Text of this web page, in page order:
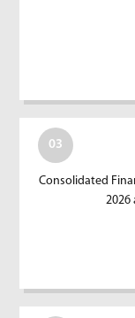
03
Consolidated
2026